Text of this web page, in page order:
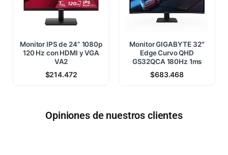
Monitor IPS de 24” 1080p
120 Hz con HDMI y VGA
VA2
$214.472
Monitor GIGABYTE 32″
Edge Curvo QHD
GS32QCA 180Hz 1ms
$683.468
Opiniones de nuestros clientes